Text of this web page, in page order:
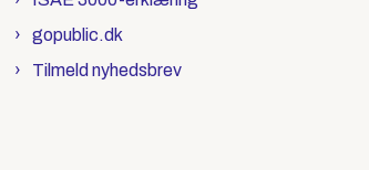
gopublic.dk
Tilmeld nyhedsbrev